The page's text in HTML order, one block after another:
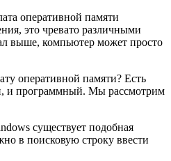
оперативной памяти
это чревато различными
выше, компьютер может просто
оперативной памяти? Есть
и программный. Мы рассмотрим
существует подобная
в поисковую строку ввести